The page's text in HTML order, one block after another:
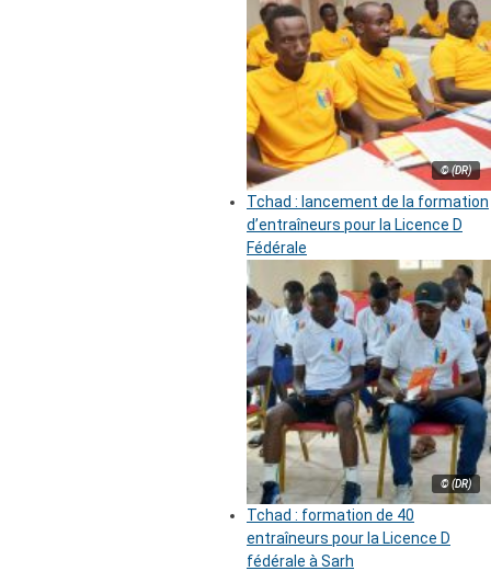
© (DR)
Tchad : lancement de la formation
d’entraîneurs pour la Licence D
Fédérale
© (DR)
Tchad : formation de 40
entraîneurs pour la Licence D
fédérale à Sarh